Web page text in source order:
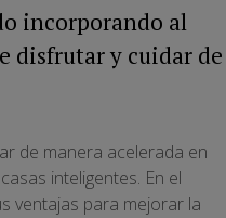
incorporando al
disfrutar y cuidar de
de manera acelerada en
inteligentes. En el
ventajas para mejorar la